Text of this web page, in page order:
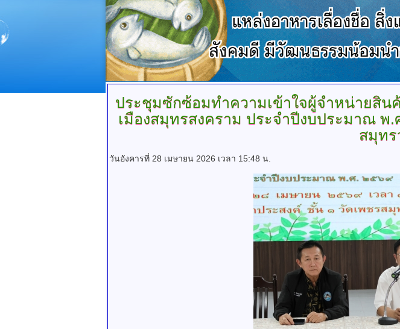
ประชุมซักซ้อมทำความเข้าใจผู้จำหน่ายสิน
เมืองสมุทรสงคราม ประจำปีงบประมาณ
สมุทร
วันอังคารที่ 28 เมษายน 2026 เวลา 15:48 น.